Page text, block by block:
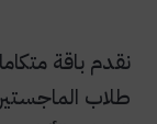
نقدم باقة
طلاب